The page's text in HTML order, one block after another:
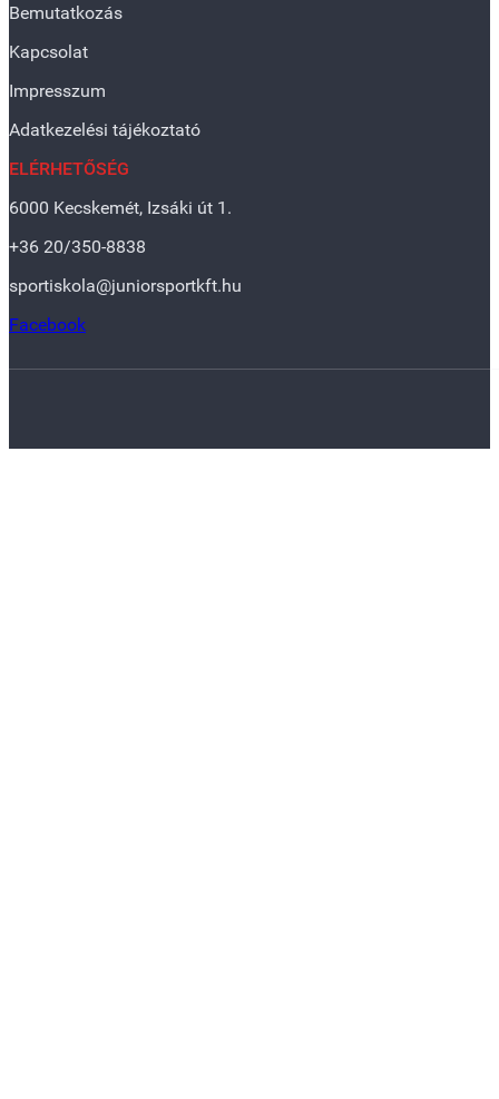
Bemutatkozás
Kapcsolat
Impresszum
Adatkezelési tájékoztató
ELÉRHETŐSÉG
6000 Kecskemét, Izsáki út 1.
+36 20/350-8838
sportiskola@juniorsportkft.hu
Facebook